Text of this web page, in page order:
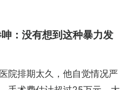
：没有想到这种暴力发
院排期太久，他自觉情况严